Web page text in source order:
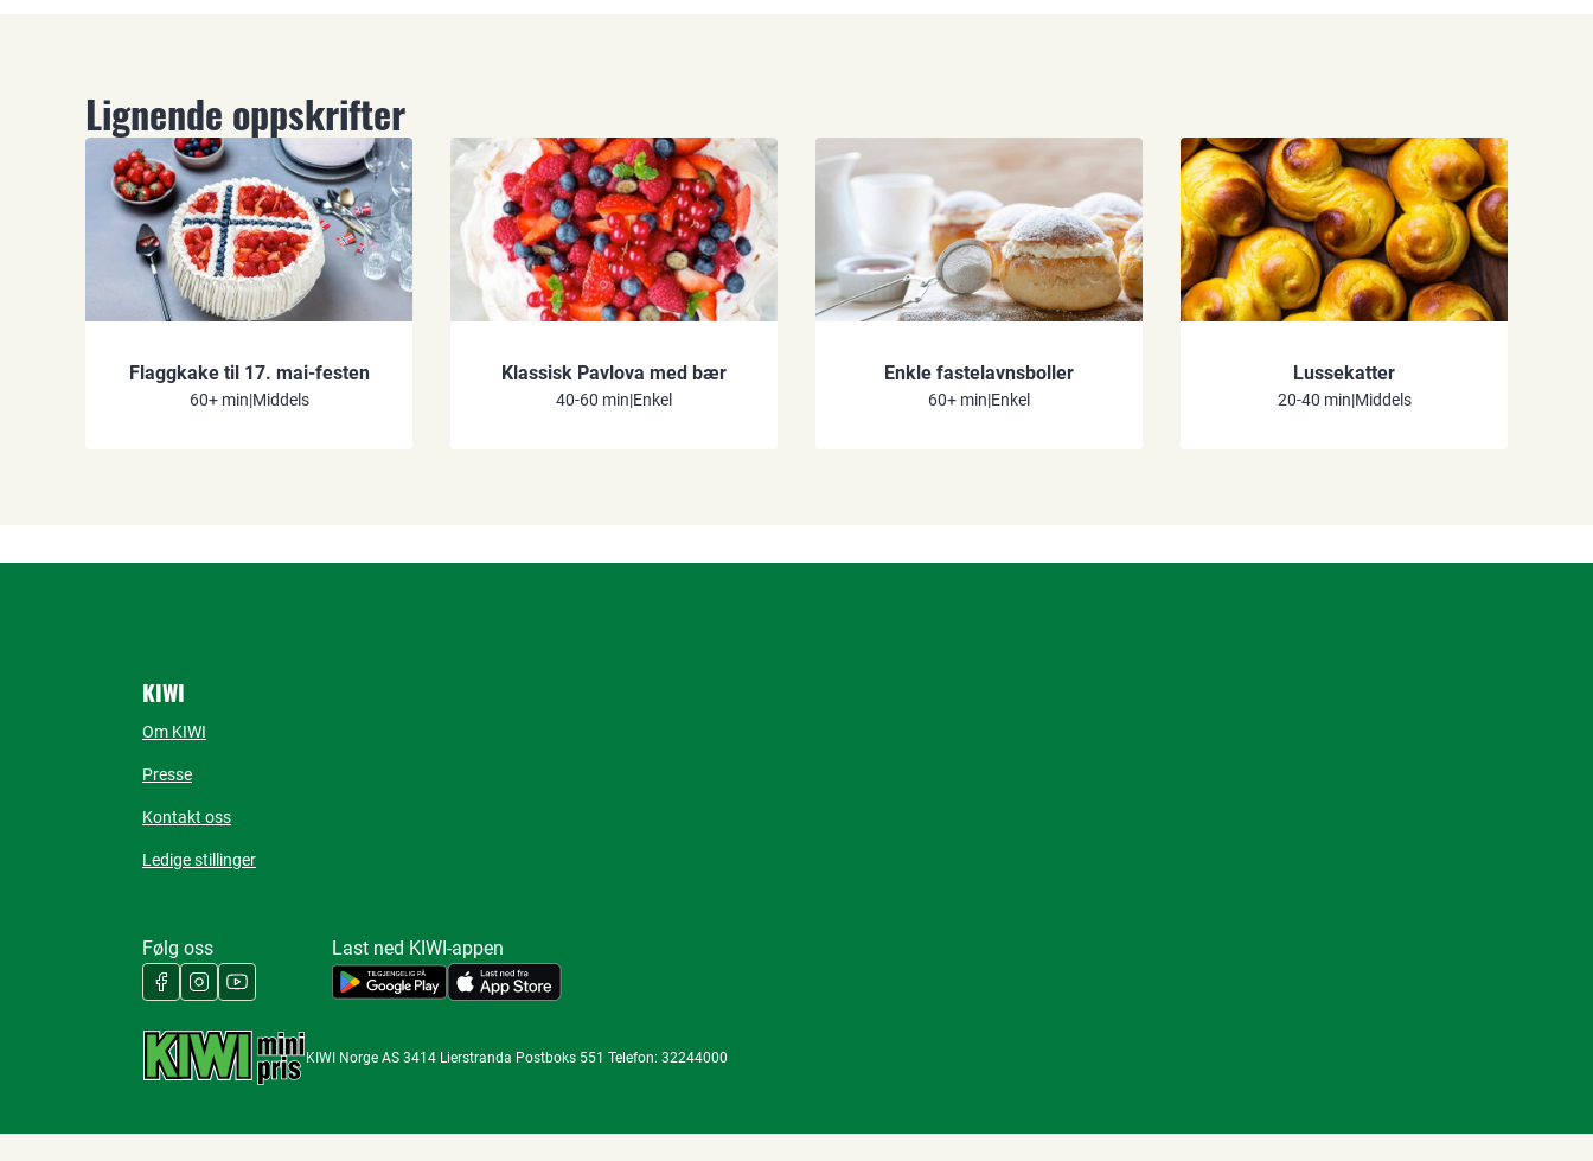
Lignende oppskrifter
Flaggkake til 17. mai-festen
60+ min|Middels
Klassisk Pavlova med bær
40-60 min|Enkel
Enkle fastelavnsboller
60+ min|Enkel
Lussekatter
20-40 min|Middels
KIWI
Om KIWI
Presse
Kontakt oss
Ledige stillinger
Følg oss Last ned KIWI-appen
KIWI Norge AS 3414 Lierstranda Postboks 551 Telefon: 32244000